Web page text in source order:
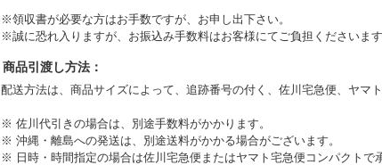
※領収書が必要な方はお手数ですが、お申し出下さい。
※誠に恐れ入りますが、お振込み手数料はお客様にてご負担くださいま
商品引渡し方法：
配送方法は、商品サイズによって、追跡番号の付く、佐川宅急便、ヤマ
※ 佐川代引きの場合は、別途手数料がかかります。
※ 沖縄・離島への発送は、別途送料がかかる場合がございます。
※ 日時・時間指定の場合は佐川宅急便またはヤマト宅急便コンパクトで